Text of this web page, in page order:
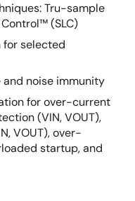
Tru-sample
(SLC)
for selected
noise immunity
for over-current
(VIN, VOUT),
VOUT), over-
startup, and